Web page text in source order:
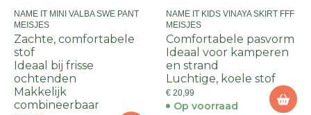
NAME IT MINI VALBA SWE PANT
MEISJES
Zachte, comfortabele
stof
Ideaal bij frisse
ochtenden
Makkelijk
combineerbaar
NAME IT KIDS VINAYA SKIRT FFF
MEISJES
Comfortabele pasvorm
Ideaal voor kamperen
en strand
Luchtige, koele stof
€ 20,99
Op voorraad